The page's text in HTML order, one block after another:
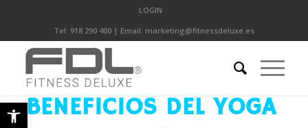
Abrir barra de herramientas
LOGIN
Tel: 918 290 400| Email: marketing@fitnessdeluxe.es
BENEFICIOS DEL YOGA